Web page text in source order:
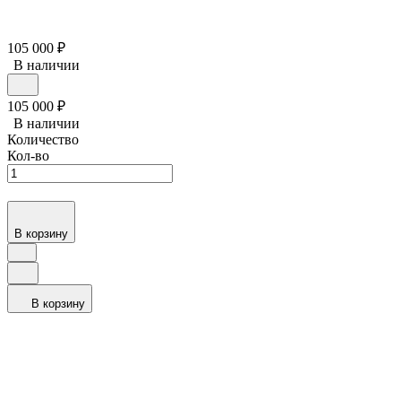
105 000 ₽
В наличии
105 000 ₽
В наличии
Количество
Кол-во
В корзину
В корзину